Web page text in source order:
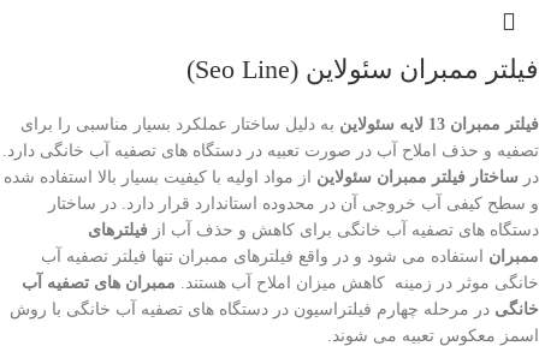
فیلتر ممبران سئولاین (Seo Line)
فیلتر ممبران 13 لایه سئولاین
به دلیل ساختار عملکرد بسیار مناسبی را برای
تصفیه و حذف املاح آب در صورت تعبیه در دستگاه های تصفیه آب خانگی دارد.
در ساختار فیلتر ممبران سئولاین از مواد اولیه با کیفیت بسیار بالا استفاده شده
و سطح کیفی آب خروجی آن در محدوده استاندارد قرار دارد. در ساختار
دستگاه های تصفیه آب خانگی برای کاهش و حذف آب از فیلترهای
ممبران
استفاده می شود و در واقع فیلترهای ممبران تنها فیلتر تصفیه آب
خانگی موثر در زمینه کاهش میزان املاح آب هستند. ممبران های تصفیه آب
خانگی در مرحله چهارم فیلتراسیون در دستگاه های تصفیه آب خانگی با روش
اسمز معکوس تعبیه می شوند.